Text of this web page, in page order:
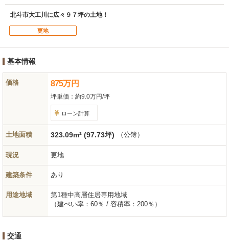
北斗市大工川に広々９７坪の土地！
更地
基本情報
価格 875万円
坪単価： 約9.0万円/坪
ローン計算
土地面積 323.09m² (97.73坪) （公簿）
現況 更地
建築条件 あり
用途地域
第1種中高層住居専用地域
（建ぺい率：60％ / 容積率：200％）
交通